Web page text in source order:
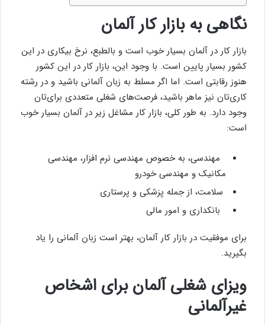
نگاهی به بازار کار آلمان
بازار کار در آلمان بسیار خوب است و بالطبع، نرخ بیکاری در این
کشور بسیار پایین است. با وجود این، بازار کار در این کشور
هنوز رقابتی است. اما اگر مسلط به زبان آلمانی باشید و در رشته
کاری‌تان نیز ماهر باشید، فرصت‌های شغلی متعددی برای‌تان
وجود دارد. به طور کلی، بازار کار مشاغل زیر در آلمان بسیار خوب
است:
مهندسی، به خصوص مهندسی نرم افزار، مهندسی
مکانیک و مهندسی خودرو
سلامت، از جمله پزشکی و پرستاری
بانکداری و امور مالی
برای موفقیت در بازار کار آلمان، بهتر است زبان آلمانی را یاد
بگیرید.
ویزای شغلی آلمان برای اشخاص
غیرآلمانی